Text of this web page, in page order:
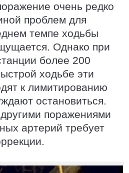
очень редко
проблем для
темпе ходьбы
Однако при
более 200
ходьбе эти
к лимитированию
остановиться.
поражениями
артерий требует